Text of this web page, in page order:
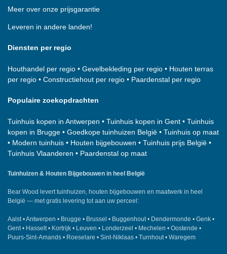
Meer over onze prijsgarantie
Leveren in andere landen!
Diensten per regio
Houthandel per regio • Gevelbekleding per regio • Houten terras
per regio • Constructiehout per regio • Paardenstal per regio
Populaire zoekopdrachten
Tuinhuis kopen in Antwerpen • Tuinhuis kopen in Gent • Tuinhuis
kopen in Brugge • Goedkope tuinhuizen België • Tuinhuis op maat
• Modern tuinhuis • Houten bijgebouwen • Tuinhuis prijs België •
Tuinhuis Vlaanderen • Paardenstal op maat
Tuinhuizen & Houten Bijgebouwen in heel België
Bear Wood levert tuinhuizen, houten bijgebouwen en maatwerk in heel
België — met gratis levering tot aan uw perceel:
Aalst•Antwerpen • Brugge • Brussel • Buggenhout• Dendermonde • Genk •
Gent• Hasselt• Kortrijk • Leuven • Londerzeel • Mechelen • Oostende •
Puurs-Sint-Amands • Roeselare • Sint-Niklaas • Turnhout• Waregem